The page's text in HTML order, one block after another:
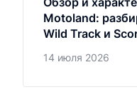
Motoland:
Wild Track и
14 июля 2026